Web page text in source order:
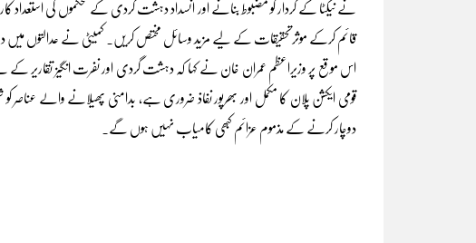
نے نیکٹا کے کردار کو مضبوط بنانے اور انسداد دہشت گردی کے محکموں کی
قائم کرکے موثرتحقیقات کے لیے مزید وسائل مختص کریں۔ کمیٹی نے عدالتوں
اس موقع پر وزیراعظم عمران خان نے کہا کہ دہشت گردی اور نفرت انگیز تقاریر
قومی ایکشن پلان کا مکمل اور بھرپور نفاذ ضروری ہے، بدامنی پھیلانے والے
دوچار کرنے کے مذموم عزائم کبھی کامیاب نہیں ہوں گے۔